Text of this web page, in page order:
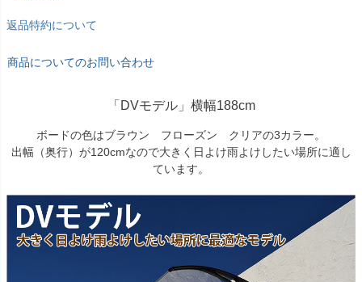
返品特約について
商品についてのお問い合わせ
「DVモデル」横幅188cm
ボードの色はブラウン フローズン クリアの3カラー。
出幅（奥行）が120cmなので大きく日よけ雨よけしたい場所に適し
ています。